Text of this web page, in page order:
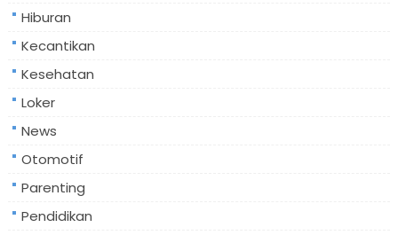
Hiburan
Kecantikan
Kesehatan
Loker
News
Otomotif
Parenting
Pendidikan